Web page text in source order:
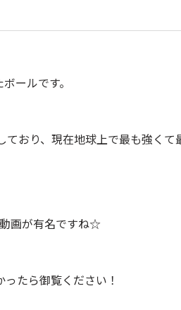
ールです。
おり、現在地球上で最も強くて
画が有名ですね☆
たら御覧ください！